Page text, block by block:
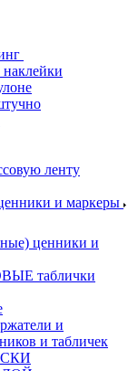
ленту
и маркеры
ценники и
таблички
и
и табличек